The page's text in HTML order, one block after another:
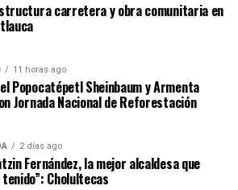
carretera y obra comunitaria en
11 horas ago
Popocatépetl Sheinbaum y Armenta
Jornada Nacional de Reforestación
2 días ago
Fernández, la mejor alcaldesa que
Cholultecas